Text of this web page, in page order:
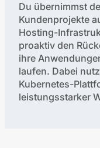
Du übernimmst
Kundenprojekte
Hosting-
proaktiv den
ihre
laufen. Dabei
Kubernetes-
leistungsstarker